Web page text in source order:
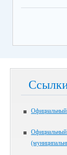
Официальный
Официальный